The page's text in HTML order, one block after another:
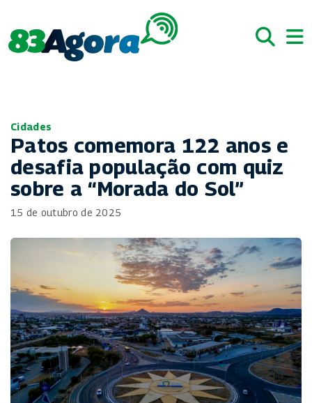
Cidades
Patos comemora 122 anos e
desafia população com quiz
sobre a “Morada do Sol”
15 de outubro de 2025